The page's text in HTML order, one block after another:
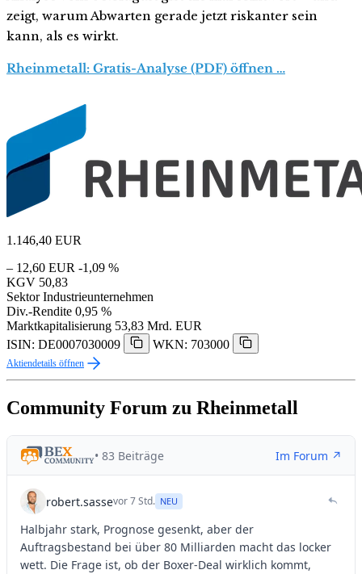
zeigt, warum Abwarten gerade jetzt riskanter sein
kann, als es wirkt.
Rheinmetall: Gratis-Analyse (PDF) öffnen …
1.146,40 EUR
– 12,60 EUR -1,09 %
KGV 50,83
Sektor Industrieunternehmen
Div.-Rendite 0,95 %
Marktkapitalisierung 53,83 Mrd. EUR
ISIN: DE0007030009
WKN: 703000
Aktiendetails öffnen
Community Forum zu Rheinmetall